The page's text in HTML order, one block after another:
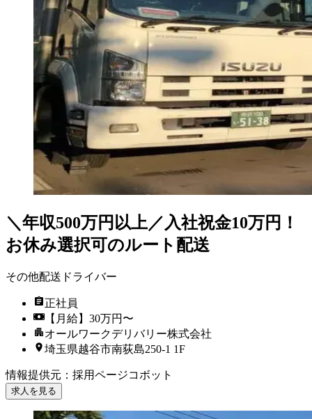
＼年収500万円以上／入社祝金10万円！
お休み選択可のルート配送
その他配送ドライバー
正社員
【月給】30万円〜
オールワークデリバリー株式会社
埼玉県越谷市南荻島250-1 1F
情報提供元 ： 採用ページコボット
求人を見る